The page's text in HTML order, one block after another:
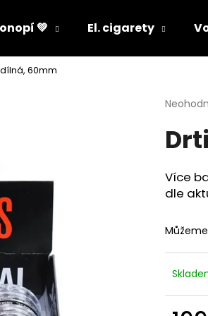
💚 El. cigarety
dílná, 60mm
produktu
je
z
5
Více
dle
Co potřebujete najít?
Doporučujeme